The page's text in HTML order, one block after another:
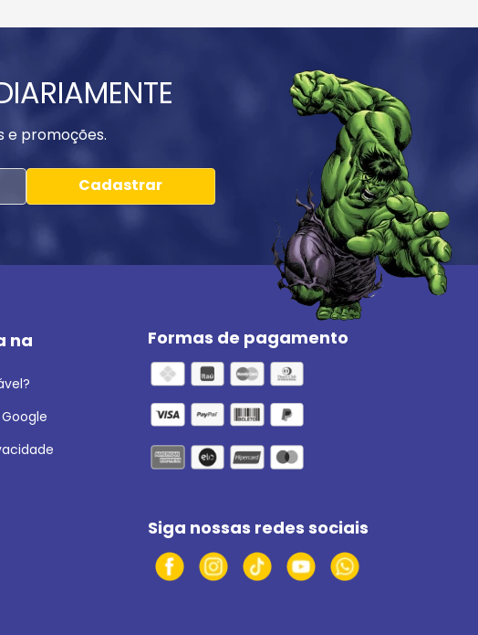
e promoções.
Cadastrar
na Formas de pagamento
Siga nossas redes sociais